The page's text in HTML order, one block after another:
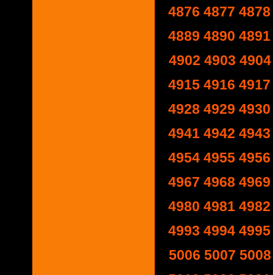
4876 4877 4878
4889 4890 4891
4902 4903 4904
4915 4916 4917
4928 4929 4930
4941 4942 4943
4954 4955 4956
4967 4968 4969
4980 4981 4982
4993 4994 4995
5006 5007 5008